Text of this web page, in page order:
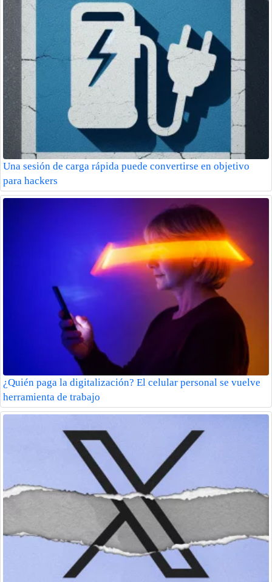
Una sesión de carga rápida puede convertirse en objetivo
para hackers
¿Quién paga la digitalización? El celular personal se vuelve
herramienta de trabajo